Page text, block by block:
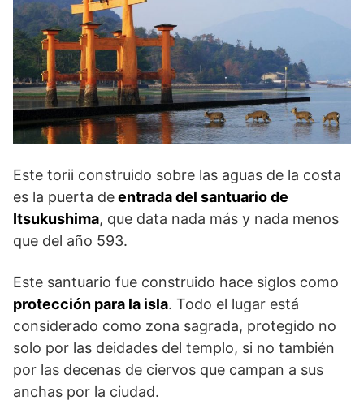
Este torii construido sobre las aguas de la costa
es la puerta deentrada del santuario de
Itsukushima, que data nada más y nada menos
que del año 593.
Este santuario fue construido hace siglos como
protección para la isla. Todo el lugar está
considerado como zona sagrada, protegido no
solo por las deidades del templo, si no también
por las decenas de ciervos que campan a sus
anchas por la ciudad.